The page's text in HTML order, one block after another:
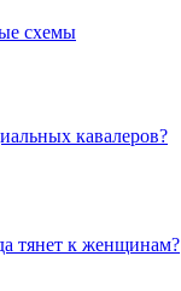
схемы
кавалеров?
тянет к женщинам?